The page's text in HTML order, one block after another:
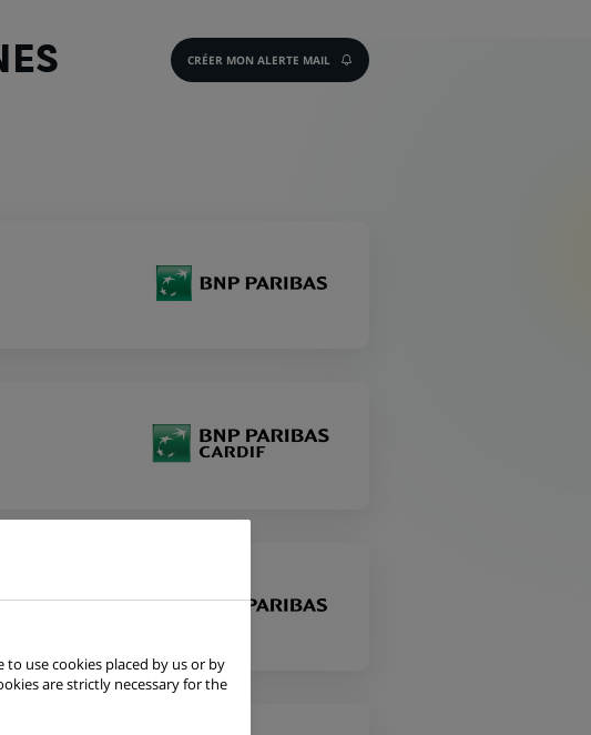
CRÉER MON ALERTE MAIL
use cookies placed by us or by
are strictly necessary for the